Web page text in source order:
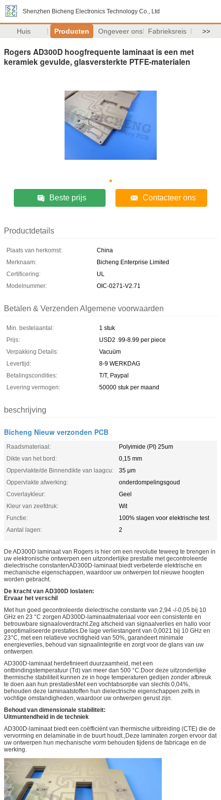
Shenzhen Bicheng Electronics Technology Co., Ltd
Huis Producten Ongeveer ons Fabrieksreis >>
Rogers AD300D hoogfrequente laminaat is een met
keramiek gevulde, glasversterkte PTFE-materialen
Beste prijs Contacteer ons
Productdetails
Plaats van herkomst:
China
Merknaam:
Bicheng Enterprise Limited
Certificering:
UL
Modelnummer:
OIC-0271-V2.71
Betalen & Verzenden Algemene voorwaarden
Min. bestelaantal:
1 stuk
Prijs:
USD2 .99-8.99 per piece
Verpakking Details:
Vacuüm
Levertijd:
8-9 WERKDAG
Betalingscondities:
T/T, Paypal
Levering vermogen:
50000 stuk per maand
beschrijving
Bicheng Nieuw verzonden PCB
Raadsmateriaal:
Polyimide (PI) 25um
Dikte van het bord:
0,15 mm
Oppervlakte/de Binnendikte van laagcu:
35 μm
Oppervlakte afwerking:
onderdompelingsgoud
Coverlaykleur:
Geel
Kleur van zeefdruk:
Wit
Functie:
100% slagen voor elektrische test
Aantal lagen:
2
De AD300D laminaat van Rogers is hier om een revolutie teweeg te brengen in
uw elektronische ontwerpen.een uitzonderlijke prestatie met gecontroleerde
dielectrische constantenAD300D-laminaat biedt verbeterde elektrische en
mechanische eigenschappen, waardoor uw ontwerpen tot nieuwe hoogten
worden gebracht.
De kracht van AD300D loslaten:
Ervaar het verschil
Met hun goed gecontroleerde dielectrische constante van 2,94 -/-0,05 bij 10
GHz en 23 °C zorgen AD300D-laminaatmateriaal voor een consistente en
betrouwbare signaaloverdracht.Zeg afscheid van signaalverlies en hallo voor
geoptimaliseerde prestaties.De lage verliestangent van 0,0021 bij 10 GHz en
23°C, met een relatieve vochtigheid van 50%, garandeert minimale
energieverlies, behoud van signaalintegritie en zorgt voor de glans van uw
ontwerpen.
AD300D-laminaat herdefinieert duurzaamheid, met een
ontbindingstemperatuur (Td) van meer dan 500 °C.Door deze uitzonderlijke
thermische stabiliteit kunnen ze in hoge temperaturen gedijen zonder afbreuk
te doen aan hun prestatiesMet een vochtabsorptie van slechts 0,04%,
behouden deze laminaatstoffen hun dielectrische eigenschappen zelfs in
vochtige omstandigheden, waardoor uw ontwerpen gerust zijn.
Behoud van dimensionale stabiliteit:
Uitmuntendheid in de techniek
AD300D-laminaat biedt een coëfficiënt van thermische uitbreiding (CTE) die de
vervorming en delaminatie in de buurt houdt.,Deze laminaten zorgen ervoor dat
uw ontwerpen hun mechanische vorm behouden tijdens de fabricage en de
werking.